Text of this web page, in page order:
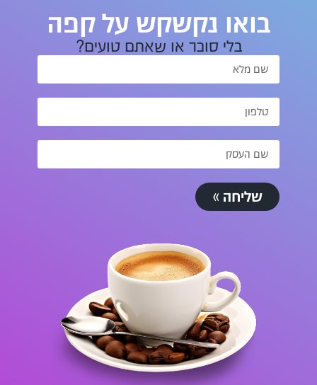
בואו נקשקש על קפה
בלי סוכר או שאתם טועים?
שליחה »